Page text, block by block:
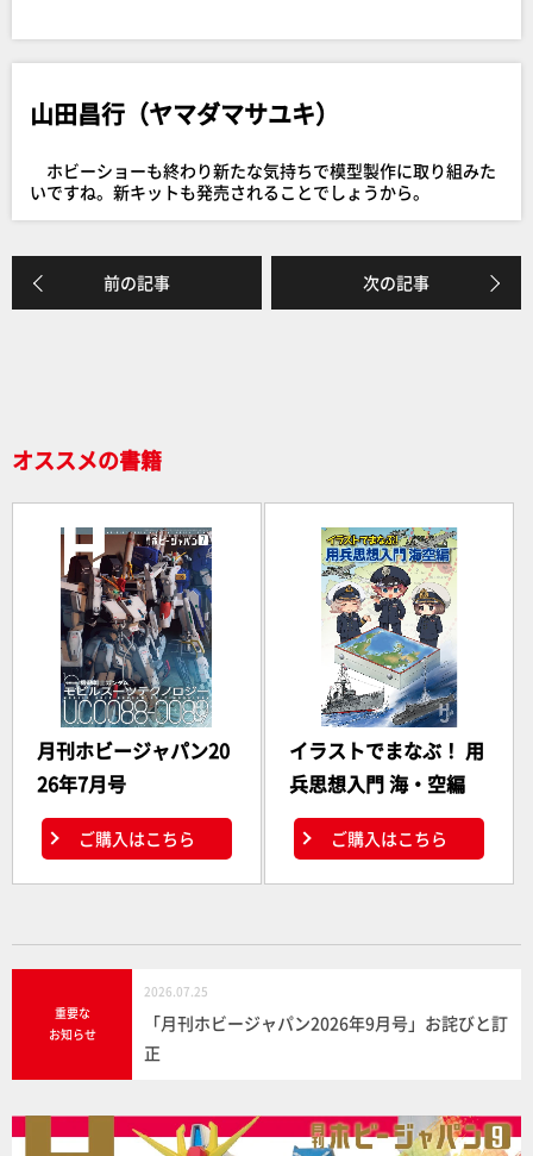
c
e
b
o
o
k
e
山田昌行（ヤマダマサユキ）
ホビーショーも終わり新たな気持ちで模型製作に取り組みた
いですね。新キットも発売されることでしょうから。
前の記事 次の記事
オススメの書籍
月刊ホビージャパン20
26年7月号
ご購入はこちら
イラストでまなぶ！ 用
兵思想入門 海・空編
ご購入はこちら
重要な
お知らせ
2026.07.25
「月刊ホビージャパン2026年9月号」お詫びと訂
正